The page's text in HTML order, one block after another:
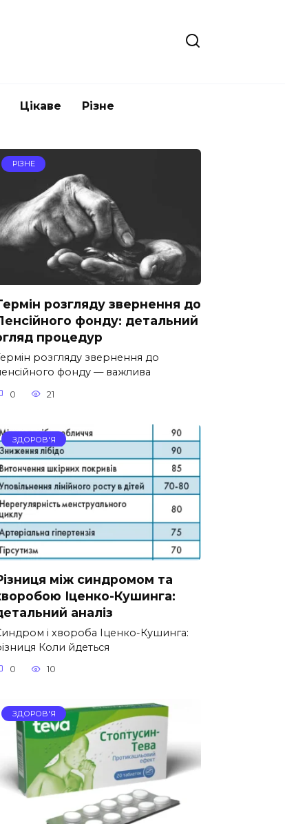
Цікаве Різне
РІЗНЕ
розгляду звернення до
фонду: детальний
процедур
розгляду звернення до
фонду — важлива
0 21
ЗДОРОВ'Я
між синдромом та
Іценко-Кушинга:
аналіз
і хвороба Іценко-Кушинга:
Коли йдеться
0 10
ЗДОРОВ'Я